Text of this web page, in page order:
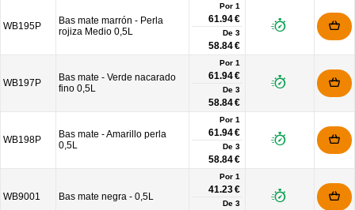
WB195P
Bas mate marrón - Perla
rojiza Medio 0,5L
Por 1
61.94 €
De 3
58.84 €
WB197P
Bas mate - Verde nacarado
fino 0,5L
Por 1
61.94 €
De 3
58.84 €
WB198P
Bas mate - Amarillo perla
0,5L
Por 1
61.94 €
De 3
58.84 €
WB9001 Bas mate negra - 0,5L
Por 1
41.23 €
De 3